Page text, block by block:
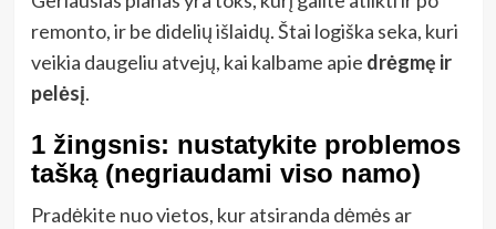
remonto, ir be didelių išlaidų. Štai logiška seka, kuri
veikia daugeliu atvejų, kai kalbame apie drėgmę ir
pelėsį.
1 žingsnis: nustatykite problemos
tašką (negriaudami viso namo)
Pradėkite nuo vietos, kur atsiranda dėmės ar